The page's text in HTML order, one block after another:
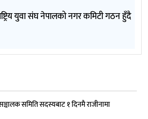
युवा संघ नेपालको नगर कमिटी गठन हुँदै
समिति सदस्यबाट १ दिनमै राजीनामा